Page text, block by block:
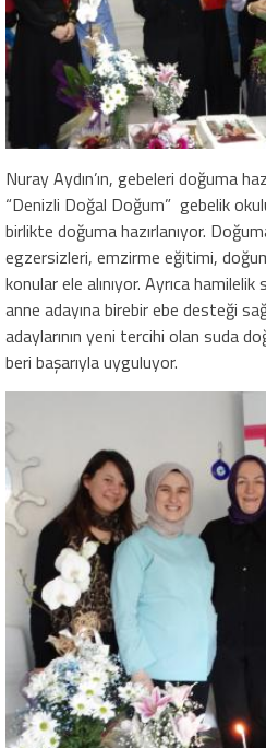
Nuray Aydın’ın, gebeleri doğuma
“Denizli Doğal Doğum” gebelik
birlikte doğuma hazırlanıyor.
egzersizleri, emzirme eğitimi,
konular ele alınıyor. Ayrıca
anne adayına birebir ebe desteği
adaylarının yeni tercihi olan suda
beri başarıyla uyguluyor.